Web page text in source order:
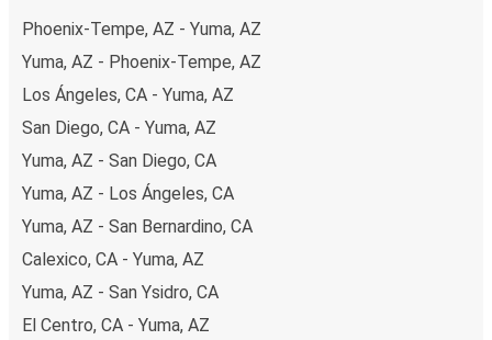
Phoenix-Tempe, AZ - Yuma, AZ
Yuma, AZ - Phoenix-Tempe, AZ
Los Ángeles, CA - Yuma, AZ
San Diego, CA - Yuma, AZ
Yuma, AZ - San Diego, CA
Yuma, AZ - Los Ángeles, CA
Yuma, AZ - San Bernardino, CA
Calexico, CA - Yuma, AZ
Yuma, AZ - San Ysidro, CA
El Centro, CA - Yuma, AZ